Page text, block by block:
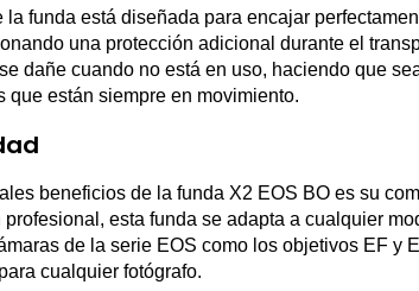
la funda está diseñada para encajar
una protección adicional durante el
dañe cuando no está en uso, haciendo que
que están siempre en movimiento.
beneficios de la funda X2 EOS BO es su
esta funda se adapta a cualquier
de la serie EOS como los objetivos EF y
cualquier fotógrafo.